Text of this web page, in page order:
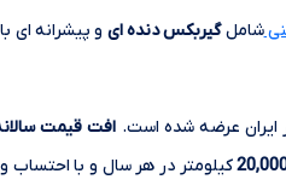
شاملگیربکس دنده ای و پیشرانه ای
ایران عرضه شده است. افت قیمت
کیلومتر در هر سال و با احتساب